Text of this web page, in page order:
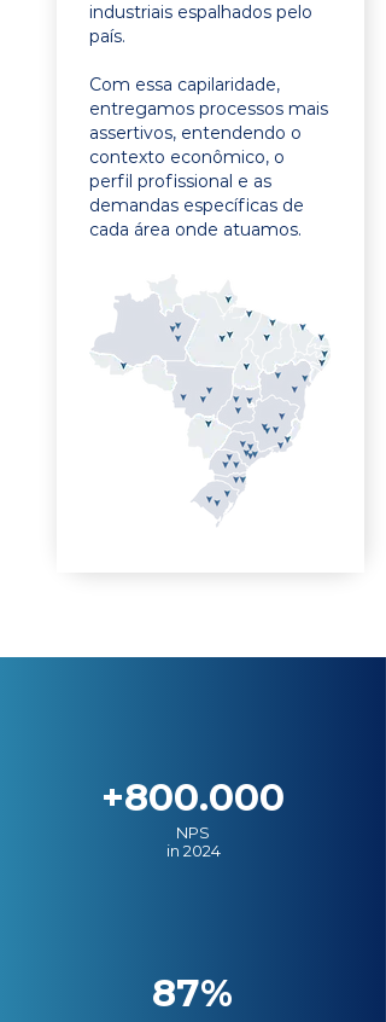
industriais espalhados pelo
país.
Com essa capilaridade,
entregamos processos mais
assertivos, entendendo o
contexto econômico, o
perfil profissional e as
demandas específicas de
cada área onde atuamos.
+800.000
NPS
in 2024
87%